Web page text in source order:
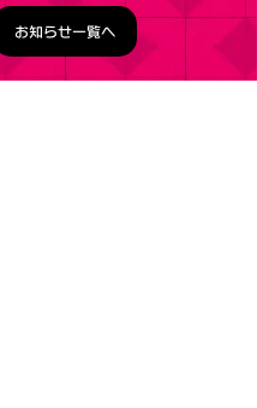
お知らせ一覧へ